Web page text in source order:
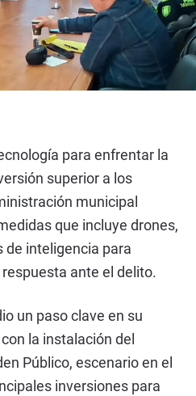
para enfrentar la
superior a los
municipal
que incluye drones,
inteligencia para
ante el delito.
un paso clave en su
la instalación del
Público, escenario en el
inversiones para